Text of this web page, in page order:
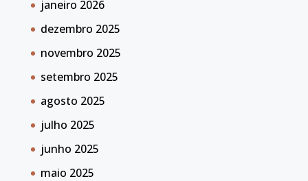
janeiro 2026
dezembro 2025
novembro 2025
setembro 2025
agosto 2025
julho 2025
junho 2025
maio 2025